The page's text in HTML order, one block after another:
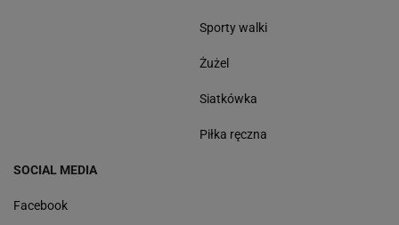
Sporty walki
Żużel
Siatkówka
Piłka ręczna
SOCIAL MEDIA
Facebook